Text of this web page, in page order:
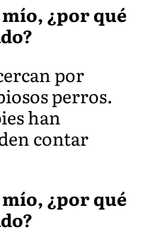
¿por qué
por
perros.
han
contar
¿por qué